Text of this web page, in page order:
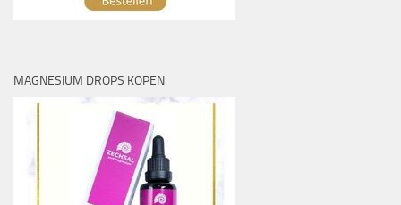
MAGNESIUM DROPS KOPEN